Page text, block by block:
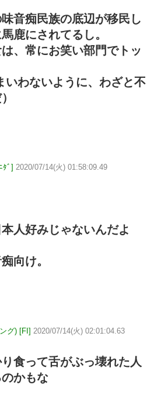
音痴民族の底辺が移民し
鹿にされてるし。
、常にお笑い部門でトッ
いわないように、わざと不
ﾀﾞ] 2020/07/14(火) 01:58:09.49
人好みじゃないんだよ
向け。
グ) [FI] 2020/07/14(火) 02:01:04.63
食って舌がぶっ壊れた人
かもな